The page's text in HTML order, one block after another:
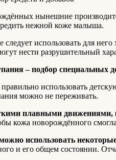
нынешние
нежной коже малыша.
использовать для
нести разрушительный
– подбор специальных
использовать
можно не переживать.
плавными
кожа новорождённого
использовать
и его общем состоянии.